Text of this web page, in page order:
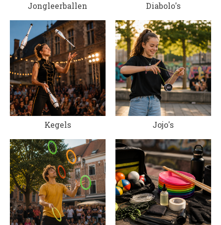
Jongleerballen Diabolo's
Kegels Jojo's